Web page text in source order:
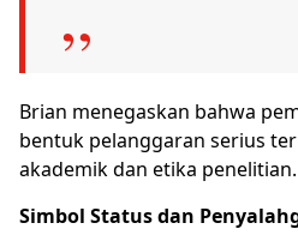
Brian menegaskan bahwa
bentuk pelanggaran serius
akademik dan etika penelitian.
Simbol Status dan